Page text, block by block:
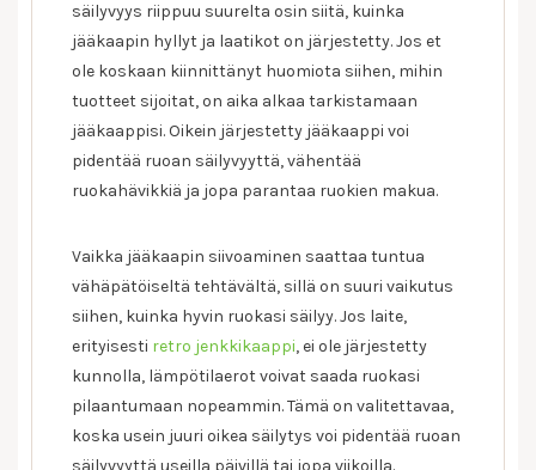
Näin
järjestät
jääkaapin
oikein
säilyvyys riippuu suurelta osin siitä, kuinka
jääkaapin hyllyt ja laatikot on järjestetty. Jos et
ole koskaan kiinnittänyt huomiota siihen, mihin
tuotteet sijoitat, on aika alkaa tarkistamaan
jääkaappisi. Oikein järjestetty jääkaappi voi
pidentää ruoan säilyvyyttä, vähentää
ruokahävikkiä ja jopa parantaa ruokien makua.
Vaikka jääkaapin siivoaminen saattaa tuntua
vähäpätöiseltä tehtävältä, sillä on suuri vaikutus
siihen, kuinka hyvin ruokasi säilyy. Jos laite,
erityisesti retro jenkkikaappi, ei ole järjestetty
kunnolla, lämpötilaerot voivat saada ruokasi
pilaantumaan nopeammin. Tämä on valitettavaa,
koska usein juuri oikea säilytys voi pidentää ruoan
säilyvyyttä useilla päivillä tai jopa viikoilla.